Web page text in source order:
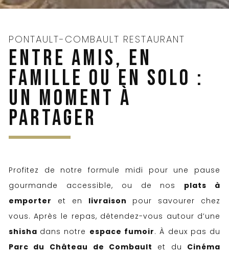
PONTAULT-COMBAULT RESTAURANT
ENTRE AMIS, EN
FAMILLE OU EN SOLO :
UN MOMENT À
PARTAGER
Profitez de notre formule midi pour une pause
gourmande accessible, ou de nos plats à
emporter et en livraison pour savourer chez
vous. Après le repas, détendez-vous autour d’une
shisha dans notre espace fumoir. À deux pas du
Parc du Château
de Combault et du Cinéma